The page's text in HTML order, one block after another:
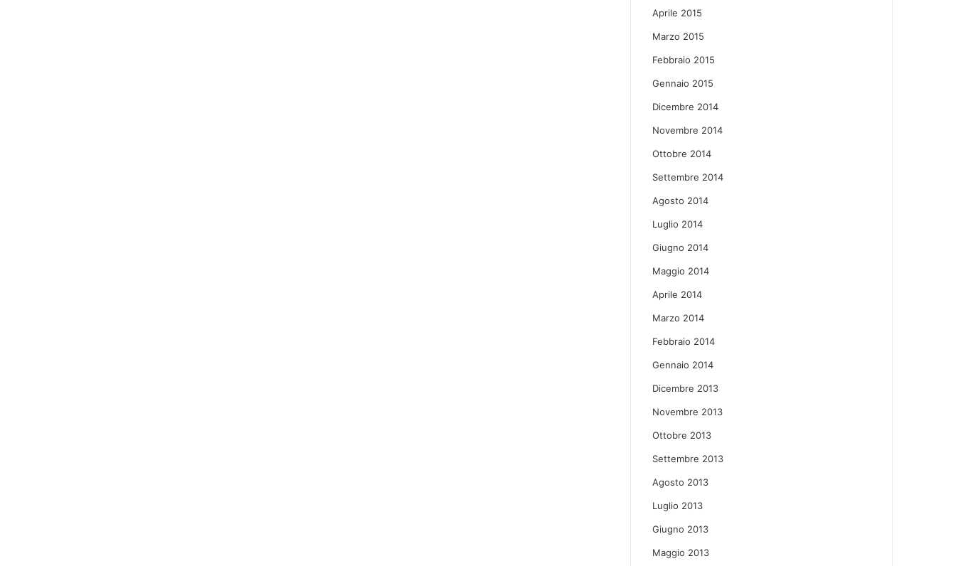
Aprile 2015
Marzo 2015
Febbraio 2015
Gennaio 2015
Dicembre 2014
Novembre 2014
Ottobre 2014
Settembre 2014
Agosto 2014
Luglio 2014
Giugno 2014
Maggio 2014
Aprile 2014
Marzo 2014
Febbraio 2014
Gennaio 2014
Dicembre 2013
Novembre 2013
Ottobre 2013
Settembre 2013
Agosto 2013
Luglio 2013
Giugno 2013
Maggio 2013